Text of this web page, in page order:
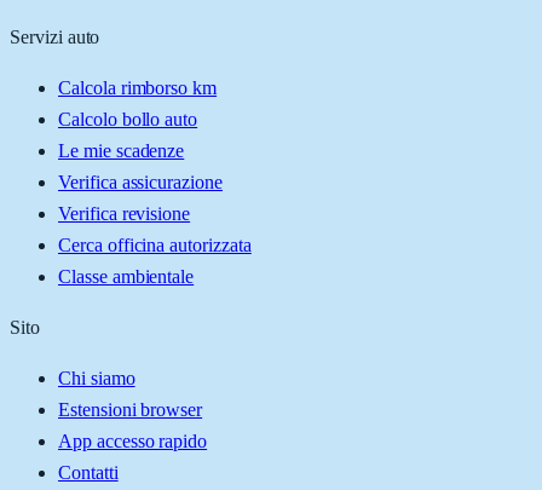
Servizi auto
Calcola rimborso km
Calcolo bollo auto
Le mie scadenze
Verifica assicurazione
Verifica revisione
Cerca officina autorizzata
Classe ambientale
Sito
Chi siamo
Estensioni browser
App accesso rapido
Contatti